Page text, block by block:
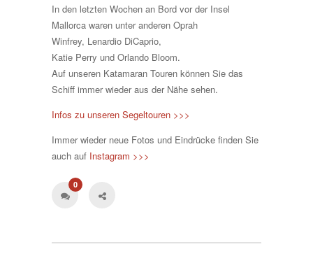
In den letzten Wochen an Bord vor der Insel
Mallorca waren unter anderen Oprah
Winfrey, Lenardio DiCaprio,
Katie Perry und Orlando Bloom.
Auf unseren Katamaran Touren können Sie das
Schiff immer wieder aus der Nähe sehen.
Infos zu unseren Segeltouren >>>
Immer wieder neue Fotos und Eindrücke finden Sie
auch auf Instagram >>>
0